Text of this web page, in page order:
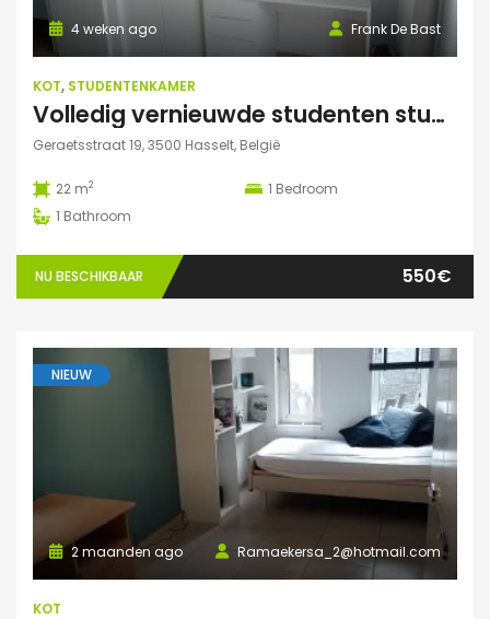
Frank De Bast
4 weken ago
KOT, STUDENTENKAMER
Volledig vernieuwde studenten studio te huur
Geraetsstraat 19, 3500 Hasselt, België
22 m2 1 Bedroom
1 Bathroom
NU BESCHIKBAAR 550€
NIEUW
Ramaekersa_2@hotmail.com
2 maanden ago
KOT